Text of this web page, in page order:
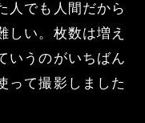
人でも人間だから
しい。枚数は増え
いうのがいちばん
って撮影しました